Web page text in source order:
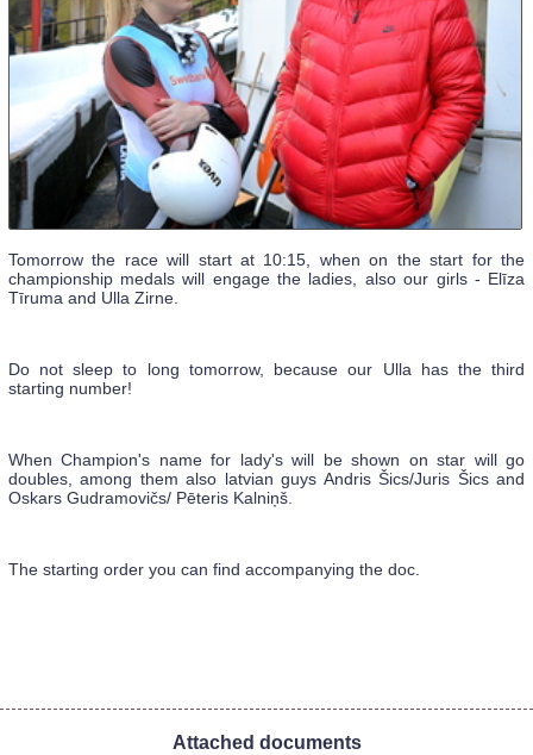
Tomorrow the race will start at 10:15, when on the start for the
championship medals will engage the ladies, also our girls - Elīza
Tīruma and Ulla Zirne.
Do not sleep to long tomorrow, because our Ulla has the third
starting number!
When Champion's name for lady's will be shown on star will go
doubles, among them also latvian guys Andris Šics/Juris Šics and
Oskars Gudramovičs/ Pēteris Kalniņš.
The starting order you can find accompanying the doc.
Attached documents